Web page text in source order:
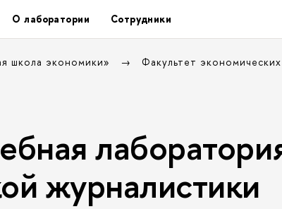
О лаборатории Сотрудники
школа экономики»
Факультет
журналистики